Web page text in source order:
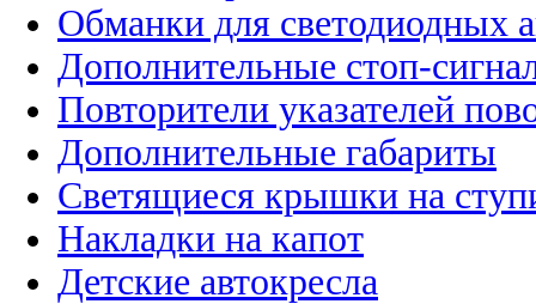
Обманки для светодиодных
Дополнительные стоп-
Повторители указателей
Дополнительные габариты
Светящиеся крышки на
Накладки на капот
Детские автокресла